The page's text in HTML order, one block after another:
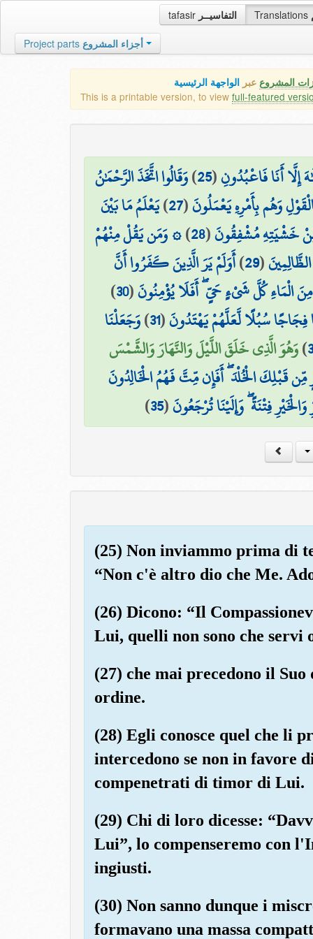
tafasir التفاسيــر Translations
Project parts أجزاء المشروع
المشروع عبر الواجهة الرئيسية
This is a printable version, to view full-featured
إِلَّا أَنَا فَاعْبُدُونِ(
25
)وَقَالُوا اتَّخَذَ الرَّحْمَٰنُ
وَهُم بِأَمْرِهِ يَعْمَلُونَ(
27
)يَعْلَمُ مَا بَيْنَ
خَشْيَتِهِ مُشْفِقُونَ(
28
)۞ وَمَن يَقُلْ مِنْهُمْ
(
29
)أَوَلَمْ يَرَ الَّذِينَ كَفَرُوا أَنَّ
الْمَاءِ كُلَّ شَيْءٍ حَيٍّ ۖ أَفَلَا يُؤْمِنُونَ(
30
)
سُبُلًا لَّعَلَّهُمْ يَهْتَدُونَ(
31
)وَجَعَلْنَا
)وَهُوَ الَّذِي خَلَقَ اللَّيْلَ وَالنَّهَارَ وَالشَّمْسَ
مِّن قَبْلِكَ الْخُلْدَ ۖ أَفَإِن مِّتَّ فَهُمُ الْخَالِدُونَ
فِتْنَةً ۖ وَإِلَيْنَا تُرْجَعُونَ(
35
)
(25) Non inviammo prima di
“Non c'è altro dio che Me.
(26) Dicono: “Il
Lui, quelli non sono che servi
(27) che mai precedono il Suo
ordine.
(28) Egli conosce quel che li
intercedono se non in favore
compenetrati di timor di Lui.
(29) Chi di loro dicesse:
Lui”, lo compenseremo con
ingiusti.
(30) Non sanno dunque i
formavano una massa